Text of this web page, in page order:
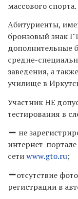
массового спорта.
Абитуриенты,
бронзовый знак
дополнительные
средне-
заведения, а
училище в
Участник НЕ
тестирования в
не
интернет-
сетиwww.gto.ru;
отсутствие
регистрации в